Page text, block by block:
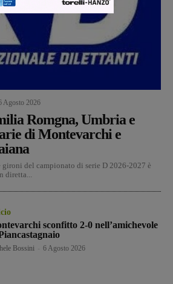
Agosto 2026
Romgna, Umbria e
di Montevarchi e
del campionato di serie D 2026-2027 è
sconfitto 2-0 nell’amichevole
Bossini 6 Agosto 2026